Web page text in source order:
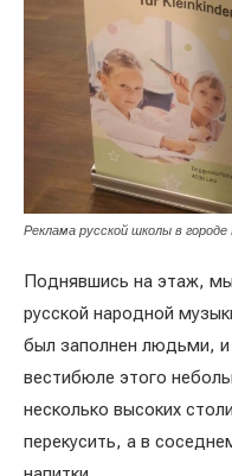
Реклама русской школы в городе
Поднявшись на этаж,
русской народной
был заполнен людьми,
вестибюле этого
несколько высоких
перекусить, а в